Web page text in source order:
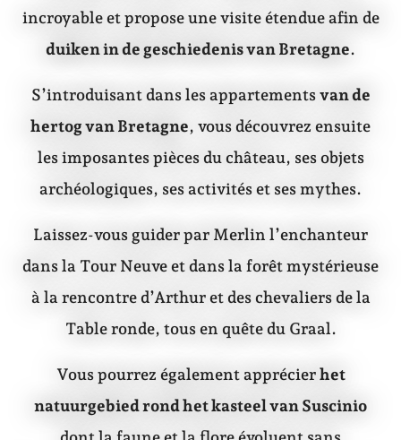
incroyable et propose une visite étendue afin de
duiken in de geschiedenis van Bretagne.
S’introduisant dans les appartementsvan de
hertog van Bretagne, vous découvrez ensuite
les imposantes pièces du château, ses objets
archéologiques, ses activités et ses mythes.
Laissez-vous guider par Merlin l’enchanteur
dans la Tour Neuve et dans la forêt mystérieuse
à la rencontre d’Arthur et des chevaliers de la
Table ronde, tous en quête du Graal.
Vous pourrez également apprécierhet
natuurgebied rond het kasteel van Suscinio